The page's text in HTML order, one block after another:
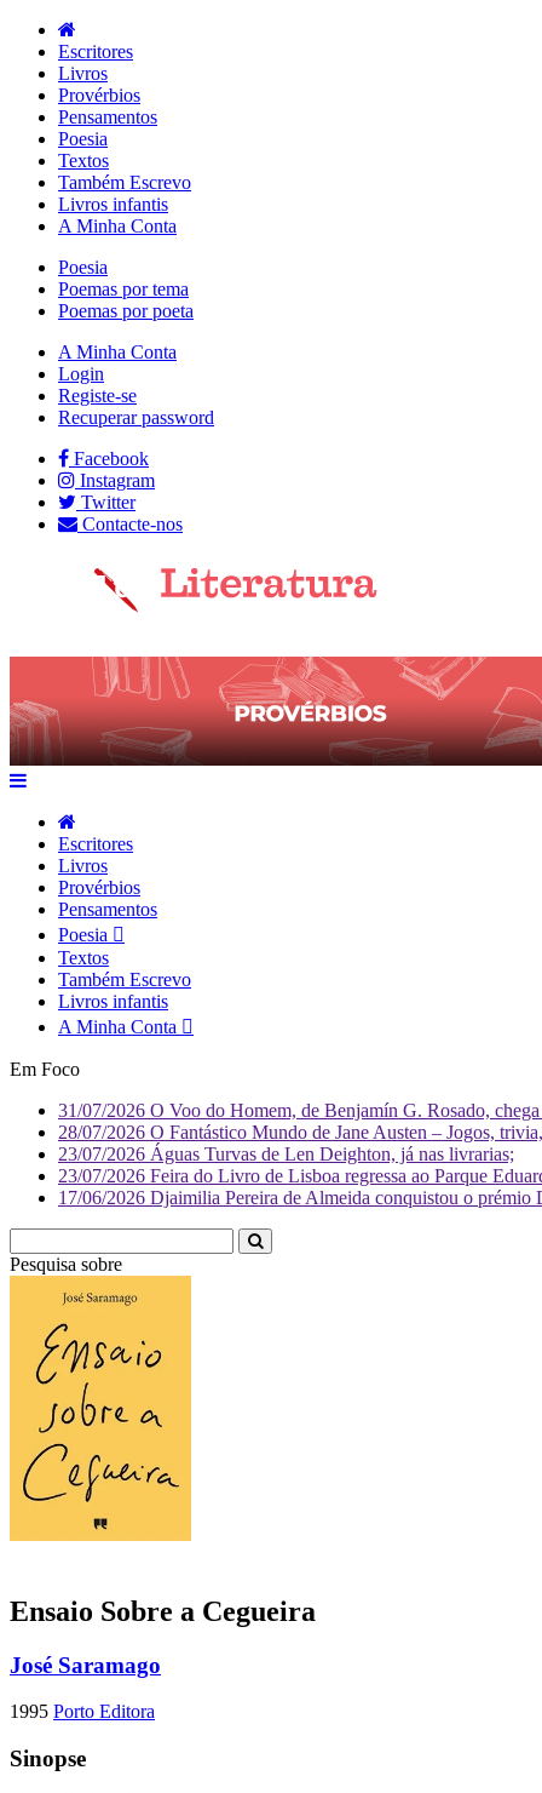
Escritores
Livros
Provérbios
Pensamentos
Poesia
Textos
Também Escrevo
Livros infantis
A Minha Conta
Poesia
Poemas por tema
Poemas por poeta
A Minha Conta
Login
Registe-se
Recuperar password
Facebook
Instagram
Twitter
Contacte-nos
Escritores
Livros
Provérbios
Pensamentos
Poesia
Textos
Também Escrevo
Livros infantis
A Minha Conta
Em Foco
31/07/2026 O Voo do Homem, de Benjamín G. Rosado,
28/07/2026 O Fantástico Mundo de Jane Austen – Jogos,
23/07/2026 Águas Turvas de Len Deighton, já nas livrarias;
23/07/2026 Feira do Livro de Lisboa regressa ao Parque
17/06/2026 Djaimilia Pereira de Almeida conquistou o
Pesquisa sobre
Ensaio Sobre a Cegueira
José Saramago
1995 Porto Editora
Sinopse